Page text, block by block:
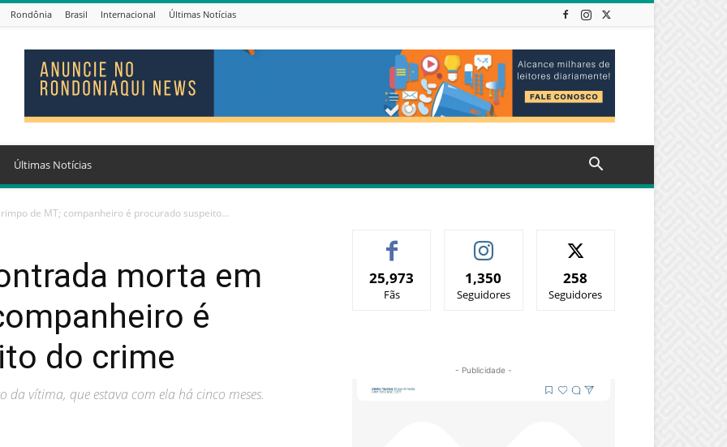
Rondônia Brasil Internacional Últimas Notícias
Últimas Notícias
de MT; companheiro é procurado suspeito...
morta em
é
do crime
vítima, que estava com ela há cinco meses.
25,973
Fãs
1,350
Seguidores
258
Seguidores
- Publicidade -